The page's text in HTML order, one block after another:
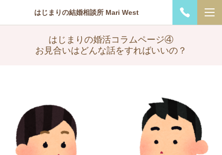
はじまりの結婚相談所 Mari West
はじまりの婚活コラムページ④
お見合いはどんな話をすればいいの？